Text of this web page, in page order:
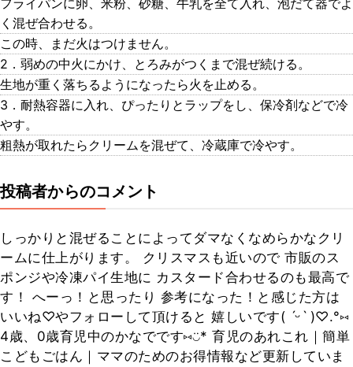
フライパンに卵、米粉、砂糖、牛乳を全て入れ、泡だて器でよ
く混ぜ合わせる。
この時、まだ火はつけません。
2．弱めの中火にかけ、とろみがつくまで混ぜ続ける。
生地が重く落ちるようになったら火を止める。
3．耐熱容器に入れ、ぴったりとラップをし、保冷剤などで冷
やす。
粗熱が取れたらクリームを混ぜて、冷蔵庫で冷やす。
投稿者からのコメント
しっかりと混ぜることによってダマなくなめらかなクリ
ームに仕上がります。 クリスマスも近いので 市販のス
ポンジや冷凍パイ生地に カスタード合わせるのも最高で
す！ へーっ！と思ったり 参考になった！と感じた方は
いいね♡やフォローして頂けると 嬉しいです( ˊᵕˋ )♡.°⑅
4歳、0歳育児中のかなでです⑅◡̈* 育児のあれこれ｜簡単
こどもごはん｜ママのためのお得情報など更新していま